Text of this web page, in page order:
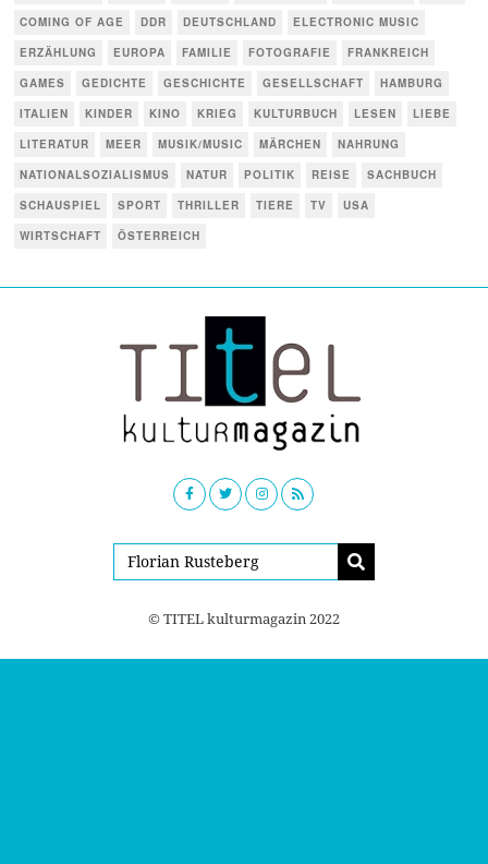
COMING OF AGE
DDR DEUTSCHLAND
ELECTRONIC MUSIC
ERZÄHLUNG
EUROPA FAMILIE FOTOGRAFIE
FRANKREICH
GAMES
GEDICHTE GESCHICHTE GESELLSCHAFT
HAMBURG
ITALIEN
KINDER KINO KRIEG KULTURBUCH LESEN
LIEBE
LITERATUR
MEER MUSIK/MUSIC MÄRCHEN
NAHRUNG
NATIONALSOZIALISMUS
NATUR POLITIK REISE
SACHBUCH
SCHAUSPIEL
SPORT THRILLER TIERE TV
USA
WIRTSCHAFT
ÖSTERREICH
© TITEL kulturmagazin 2022